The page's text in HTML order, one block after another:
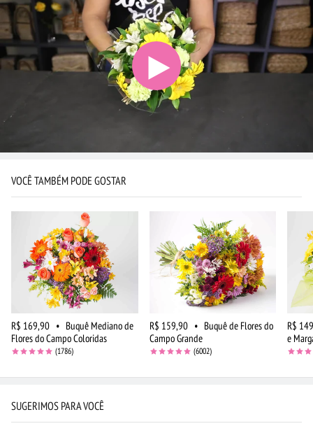
VOCÊ TAMBÉM PODE GOSTAR
R$ 169,90 • Buquê Mediano de
Flores do Campo Coloridas
(1786)
R$ 159,90 • Buquê de Flores do
Campo Grande
(6002)
R$
e
SUGERIMOS PARA VOCÊ